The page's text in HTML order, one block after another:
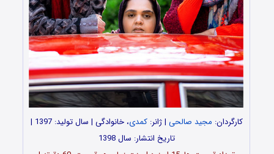
کارگردان: مجید صالحی | ژانر:کمدی
، خانوادگی | سال تولید: 1397 |
تاریخ انتشار: سال 1398